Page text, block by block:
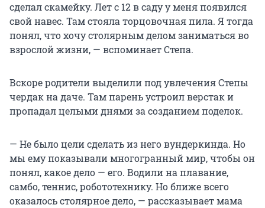
сделал скамейку. Лет с 12 в саду у меня появился
свой навес. Там стояла торцовочная пила. Я тогда
понял, что хочу столярным делом заниматься во
взрослой жизни, — вспоминает Степа.
Вскоре родители выделили под увлечения Степы
чердак на даче. Там парень устроил верстак и
пропадал целыми днями за созданием поделок.
— Не было цели сделать из него вундеркинда. Но
мы ему показывали многогранный мир, чтобы он
понял, какое дело — его. Водили на плавание,
самбо, теннис, робототехнику. Но ближе всего
оказалось столярное дело, — рассказывает мама